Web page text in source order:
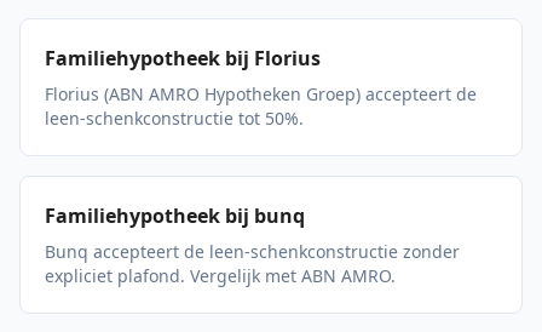
Familiehypotheek bij Florius
Florius (ABN AMRO Hypotheken Groep) accepteert de
leen-schenkconstructie tot 50%.
Familiehypotheek bij bunq
Bunq accepteert de leen-schenkconstructie zonder
expliciet plafond. Vergelijk met ABN AMRO.